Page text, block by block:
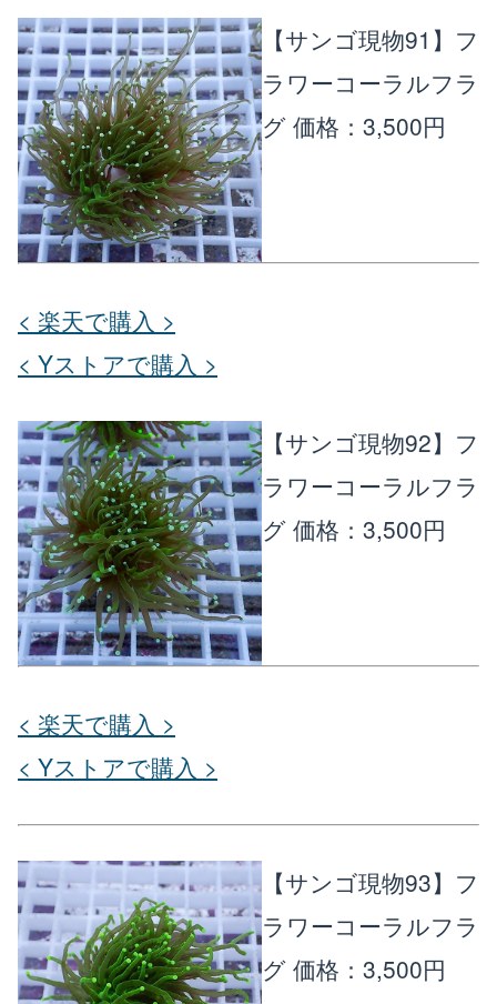
【サンゴ現物91】フ
ラワーコーラルフラ
グ 価格：3,500円
< 楽天で購入 >
< Yストアで購入 >
【サンゴ現物92】フ
ラワーコーラルフラ
グ 価格：3,500円
< 楽天で購入 >
< Yストアで購入 >
【サンゴ現物93】フ
ラワーコーラルフラ
グ 価格：3,500円